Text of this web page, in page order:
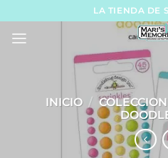
to
content
LA TIENDA DE
INICIO /